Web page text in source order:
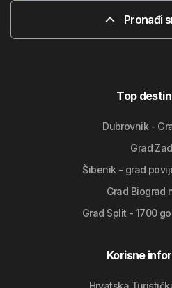
Pronađi
Top
Dubrovnik -
Grad
Šibenik - grad
Grad Biograd
Grad Split - 1700
Korisne
Hrvatska